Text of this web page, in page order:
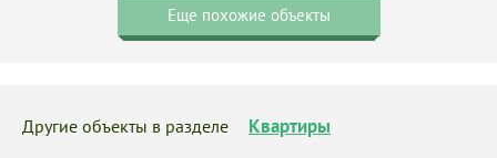
Еще похожие объекты
Другие объекты в разделе Квартиры